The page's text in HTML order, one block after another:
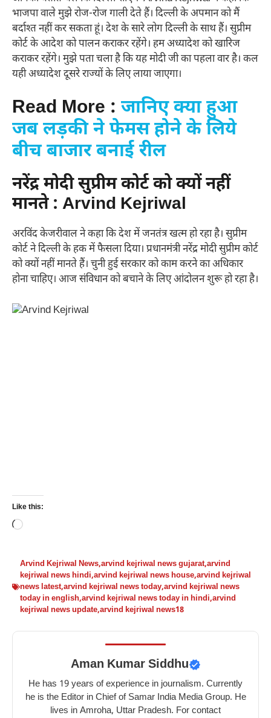
भाजपा वाले मुझे रोज-रोज गाली देते हैं। दिल्ली के अपमान को मैं
बर्दाश्त नहीं कर सकता हूं। देश के सारे लोग दिल्ली के साथ हैं। सुप्रीम
कोर्ट के आदेश को पालन कराकर रहेंगे। हम अध्यादेश को खारिज
कराकर रहेंगे। मुझे पता चला है कि यह मोदी जी का पहला वार है। कल
यही अध्यादेश दूसरे राज्यों के लिए लाया जाएगा।
Read More : जानिए क्या हुआ
जब लड़की ने फेमस होने के लिये
बीच बाजार बनाई रील
नरेंद्र मोदी सुप्रीम कोर्ट को क्यों नहीं
मानते : Arvind Kejriwal
अरविंद केजरीवाल ने कहा कि देश में जनतंत्र खत्म हो रहा है। सुप्रीम
कोर्ट ने दिल्ली के हक में फैसला दिया। प्रधानमंत्री नरेंद्र मोदी सुप्रीम कोर्ट
को क्यों नहीं मानते हैं। चुनी हुई सरकार को काम करने का अधिकार
होना चाहिए। आज संविधान को बचाने के लिए आंदोलन शुरू हो रहा है।
Like this:
Loading…
Arvind Kejriwal News,arvind kejriwal news gujarat,arvind
kejriwal news hindi,arvind kejriwal news house,arvind kejriwal
news latest,arvind kejriwal news today,arvind kejriwal news
today in english,arvind kejriwal news today in hindi,arvind
kejriwal news update,arvind kejriwal news18
Aman Kumar Siddhu
He has 19 years of experience in journalism. Currently
he is the Editor in Chief of Samar India Media Group. He
lives in Amroha, Uttar Pradesh. For contact